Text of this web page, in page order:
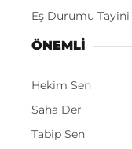
Eş Durumu
ÖNEMLI
Hekim Sen
Saha Der
Tabip Sen